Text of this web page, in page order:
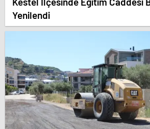
Yenilendi